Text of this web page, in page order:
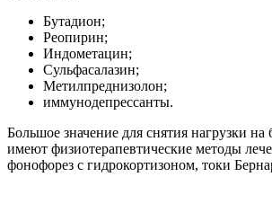
Бутадион;
Реопирин;
Индометацин;
Сульфасалазин;
Метилпреднизолон;
иммунодепрессанты.
Большое значение для снятия нагрузки на
имеют физиотерапевтические методы
фонофорез с гидрокортизоном, токи